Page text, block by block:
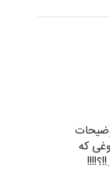
که